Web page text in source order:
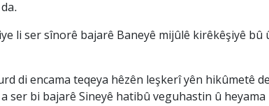
li ser sînorê bajarê Baneyê mijûlê kirêkêşiyê
di encama teqeya hêzên leşkerî yên hikûmetê
ser bi bajarê Sineyê hatibû veguhastin û